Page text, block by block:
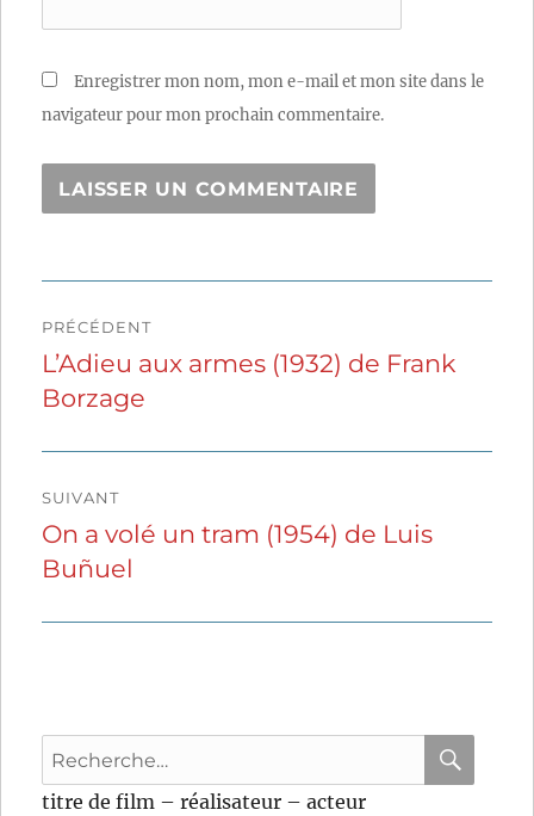
Enregistrer mon nom, mon e-mail et mon site dans le
navigateur pour mon prochain commentaire.
de
l’article
PRÉCÉDENT
Publication
précédente :
L’Adieu aux armes (1932) de Frank
Borzage
SUIVANT
Publication
suivante :
On a volé un tram (1954) de Luis
Buñuel
Recherche
pour
titre de film – réalisateur – acteur